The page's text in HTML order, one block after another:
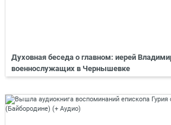
Духовная беседа о главном: иерей
военнослужащих в Чернышевке